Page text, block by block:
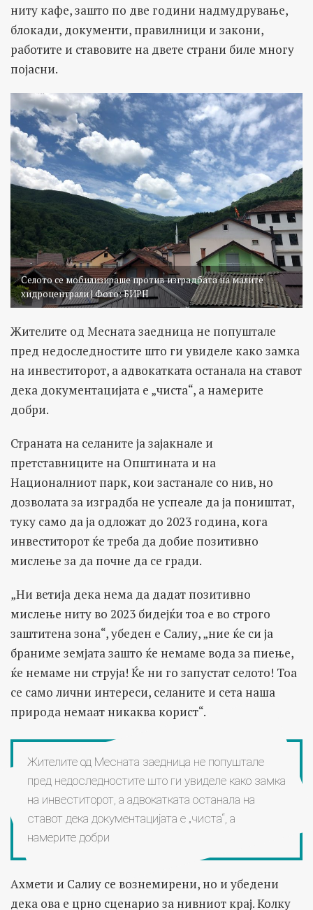
ниту кафе, зашто по две години надмудрување,
блокади, документи, правилници и закони,
работите и ставовите на двете страни биле многу
појасни.
Селото се мобилизираше против изградбата на малите
хидроцентрали | Фото: БИРН
Жителите од Месната заедница не попуштале
пред недоследностите што ги увиделе како замка
на инвеститорот, а адвокатката останала на ставот
дека документацијата е „чиста“, а намерите
добри.
Страната на селаните ја зајакнале и
претставниците на Општината и на
Националниот парк, кои застанале со нив, но
дозволата за изградба не успеале да ја поништат,
туку само да ја одложат до 2023 година, кога
инвеститорот ќе треба да добие позитивно
мислење за да почне да се гради.
„Ни ветија дека нема да дадат позитивно
мислење ниту во 2023 бидејќи тоа е во строго
заштитена зона“, убеден е Салиу, „ние ќе си ја
браниме земјата зашто ќе немаме вода за пиење,
ќе немаме ни струја! Ќе ни го запустат селото! Тоа
се само лични интереси, селаните и сета наша
природа немаат никаква корист“.
Жителите од Месната заедница не попуштале
пред недоследностите што ги увиделе како замка
на инвеститорот, а адвокатката останала на
ставот дека документацијата е „чиста“, а
намерите добри
Ахмети и Салиу се вознемирени, но и убедени
дека ова е црно сценарио за нивниот крај. Колку